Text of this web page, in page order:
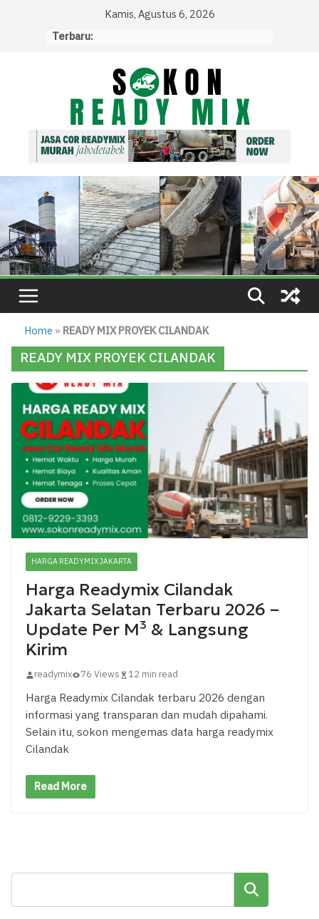
Kamis, Agustus 6, 2026
Terbaru:
Home » READY MIX PROYEK CILANDAK
READY MIX PROYEK CILANDAK
HARGA READYMIX JAKARTA
Harga Readymix Cilandak
Jakarta Selatan Terbaru 2026 –
Update Per M³ & Langsung
Kirim
readymix 76 Views 12 min read
Harga Readymix Cilandak terbaru 2026 dengan
informasi yang transparan dan mudah dipahami.
Selain itu, sokon mengemas data harga readymix
Cilandak
Read More
Cari